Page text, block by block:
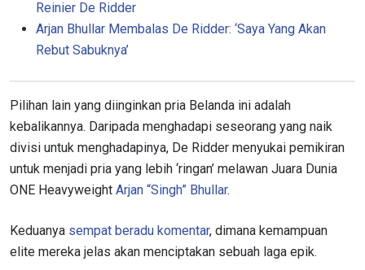
Reinier De Ridder
Arjan Bhullar Membalas De Ridder: ‘Saya Yang Akan
Rebut Sabuknya’
Pilihan lain yang diinginkan pria Belanda ini adalah
kebalikannya. Daripada menghadapi seseorang yang naik
divisi untuk menghadapinya, De Ridder menyukai pemikiran
untuk menjadi pria yang lebih ‘ringan’ melawan Juara Dunia
ONE Heavyweight Arjan “Singh” Bhullar.
Keduanya sempat beradu komentar, dimana kemampuan
elite mereka jelas akan menciptakan sebuah laga epik.